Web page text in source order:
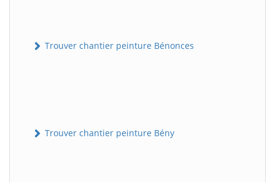
Trouver chantier peinture Bénonces
Trouver chantier peinture Bény